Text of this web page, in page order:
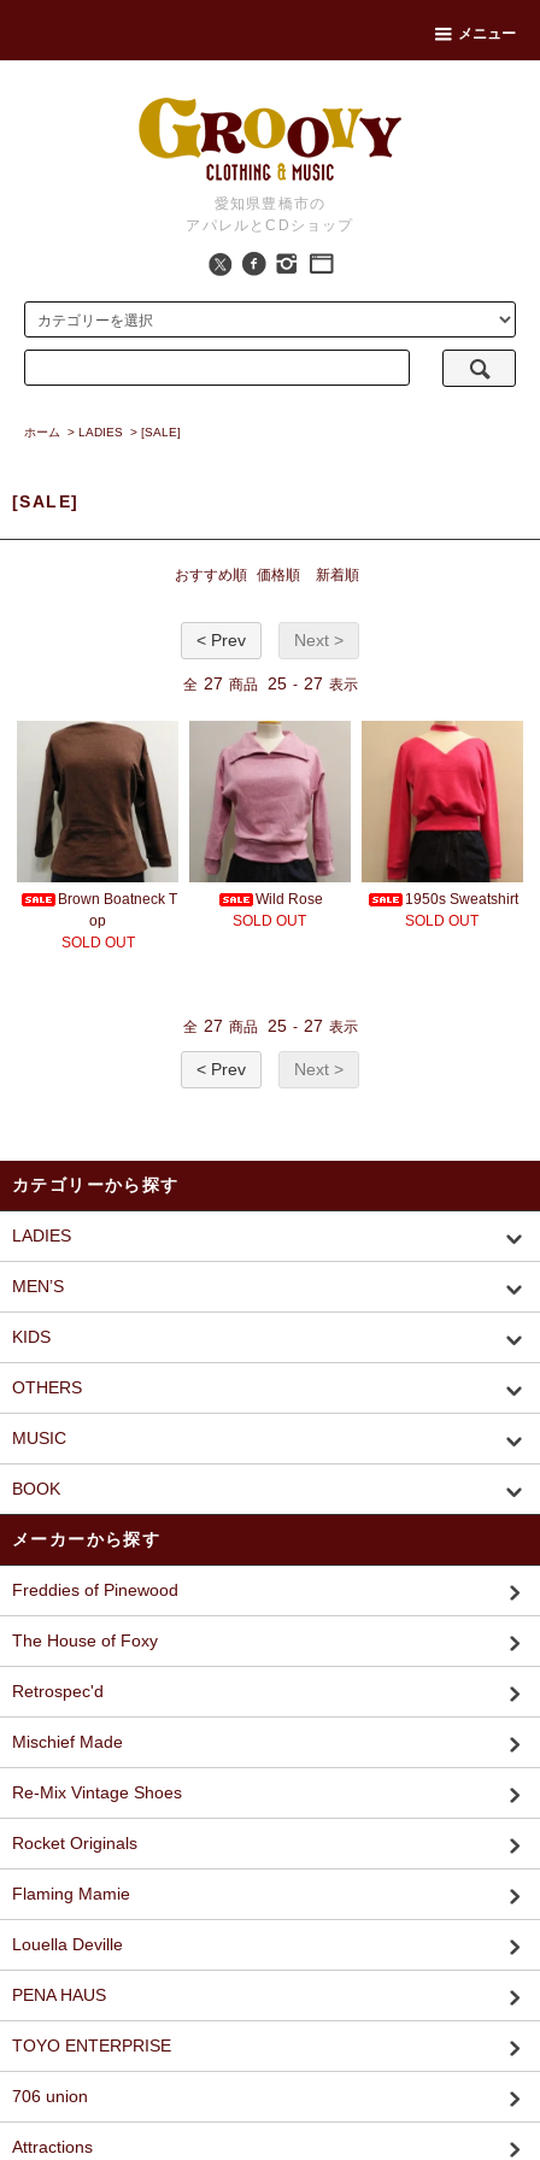
メニュー
愛知県豊橋市の
アパレルとCDショップ
ホーム > LADIES > [SALE]
[SALE]
おすすめ順 価格順 新着順
< Prev Next >
全 27 商品 25 - 27 表示
Brown Boatneck T
op
SOLD OUT
Wild Rose
SOLD OUT
1950s Sweatshirt
SOLD OUT
全 27 商品 25 - 27 表示
< Prev Next >
カテゴリーから探す
LADIES
MEN’S
KIDS
OTHERS
MUSIC
BOOK
メーカーから探す
Freddies of Pinewood
The House of Foxy
Retrospec'd
Mischief Made
Re-Mix Vintage Shoes
Rocket Originals
Flaming Mamie
Louella Deville
PENA HAUS
TOYO ENTERPRISE
706 union
Attractions